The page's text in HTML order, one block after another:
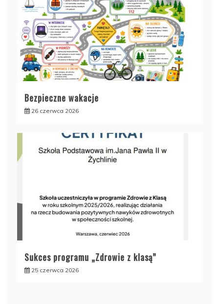
Bezpieczne wakacje
26 czerwca 2026
Sukces programu „Zdrowie z klasą”
25 czerwca 2026